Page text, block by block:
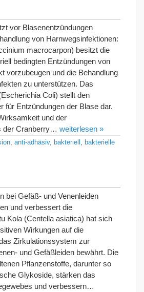
vor Blasenentzündungen
von Harnwegsinfektionen:
macrocarpon) besitzt die
bedingten Entzündungen von
vorzubeugen und die Behandlung
zu unterstützen. Das
Coli) stellt den
für Entzündungen der Blase dar.
und der
der Cranberry… weiterlesen »
anti-adhäsiv, bakteriell
bakterielle
bei Gefäß- und Venenleiden
und verbessert die
Kola (Centella asiatica) hat sich
Wirkungen auf die
Zirkulationssystem zur
und Gefäßleiden bewährt. Die
Pflanzenstoffe, darunter so
Glykoside, stärken das
und verbessern…